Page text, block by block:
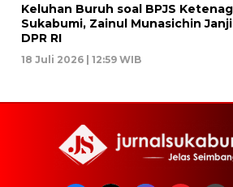
Keluhan Buruh soal BPJS
Sukabumi, Zainul Munasichin
DPR RI
18 Juli 2026 | 12:59 WIB